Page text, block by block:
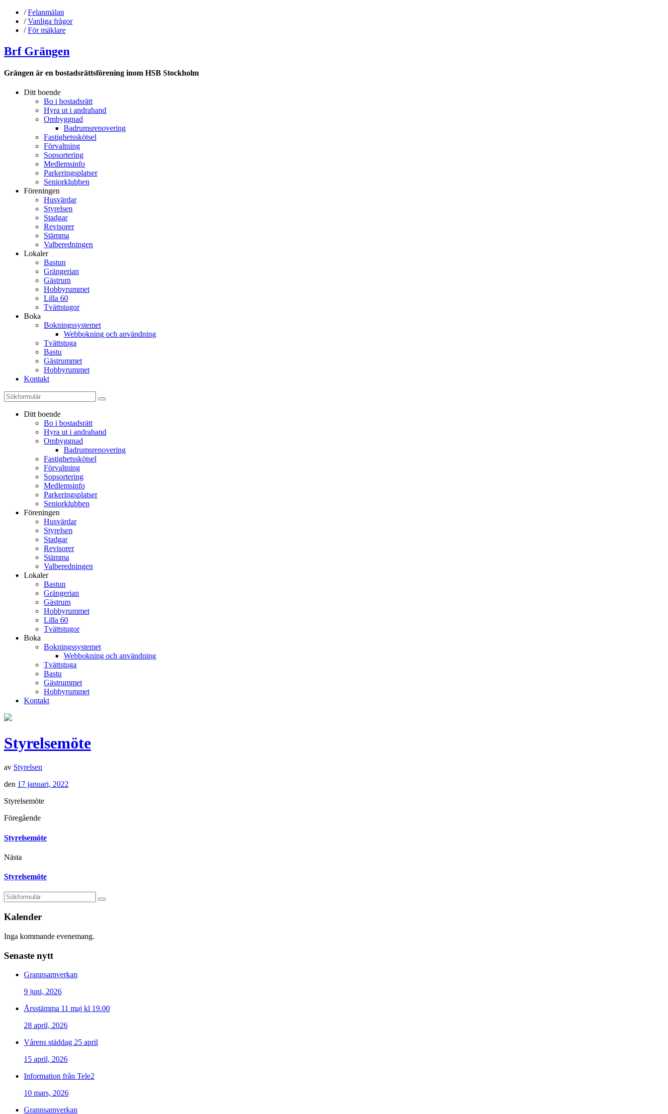
/Felanmälan
/Vanliga frågor
/För mäklare
Brf Grängen
Grängen är en bostadsrättsförening inom HSB Stockholm
Ditt boende
Bo i bostadsrätt
Hyra ut i andrahand
Ombyggnad
Badrumsrenovering
Fastighetsskötsel
Förvaltning
Sopsortering
Medlemsinfo
Parkeringsplatser
Seniorklubben
Föreningen
Husvärdar
Styrelsen
Stadgar
Revisorer
Stämma
Valberedningen
Lokaler
Bastun
Grängerian
Gästrum
Hobbyrummet
Lilla 60
Tvättstugor
Boka
Bokningssystemet
Webbokning och användning
Tvättstuga
Bastu
Gästrummet
Hobbyrummet
Kontakt
Ditt boende
Bo i bostadsrätt
Hyra ut i andrahand
Ombyggnad
Badrumsrenovering
Fastighetsskötsel
Förvaltning
Sopsortering
Medlemsinfo
Parkeringsplatser
Seniorklubben
Föreningen
Husvärdar
Styrelsen
Stadgar
Revisorer
Stämma
Valberedningen
Lokaler
Bastun
Grängerian
Gästrum
Hobbyrummet
Lilla 60
Tvättstugor
Boka
Bokningssystemet
Webbokning och användning
Tvättstuga
Bastu
Gästrummet
Hobbyrummet
Kontakt
Styrelsemöte
av Styrelsen
den 17 januari, 2022
Styrelsemöte
Föregående
Styrelsemöte
Nästa
Styrelsemöte
Kalender
Inga kommande evenemang.
Senaste nytt
Grannsamverkan
9 juni, 2026
Årsstämma 11 maj kl 19.00
28 april, 2026
Vårens städdag 25 april
15 april, 2026
Information från Tele2
10 mars, 2026
Grannsamverkan